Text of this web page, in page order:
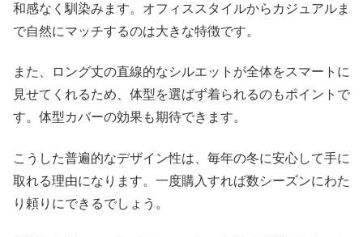
和感なく馴染みます。オフィススタイルからカジュアルま
で自然にマッチするのは大きな特徴です。
また、ロング丈の直線的なシルエットが全体をスマートに
見せてくれるため、体型を選ばず着られるのもポイントで
す。体型カバーの効果も期待できます。
こうした普遍的なデザイン性は、毎年の冬に安心して手に
取れる理由になります。一度購入すれば数シーズンにわた
り頼りにできるでしょう。